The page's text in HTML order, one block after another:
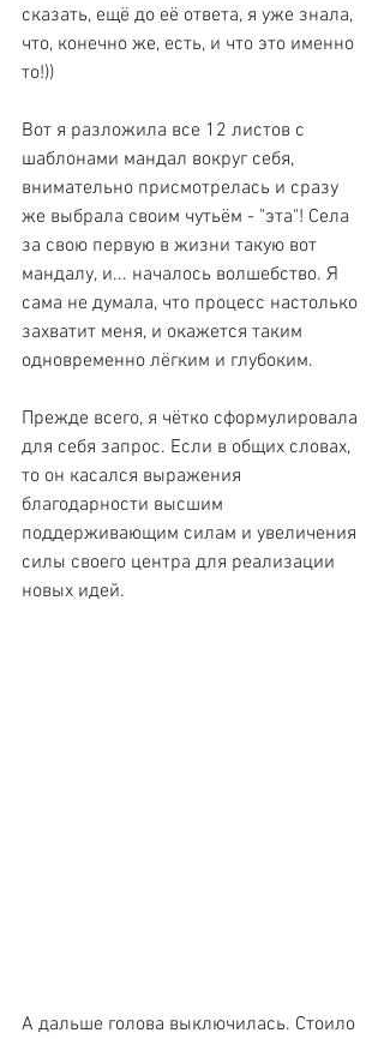
сказать, ещё до её ответа, я уже знала,
что, конечно же, есть, и что это именно
то!))
Вот я разложила все 12 листов с
шаблонами мандал вокруг себя,
внимательно присмотрелась и сразу
же выбрала своим чутьём - "эта"! Села
за свою первую в жизни такую вот
мандалу, и... началось волшебство. Я
сама не думала, что процесс настолько
захватит меня, и окажется таким
одновременно лёгким и глубоким.
Прежде всего, я чётко сформулировала
для себя запрос. Если в общих словах,
то он касался выражения
благодарности высшим
поддерживающим силам и увеличения
силы своего центра для реализации
новых идей.
А дальше голова выключилась. Стоило